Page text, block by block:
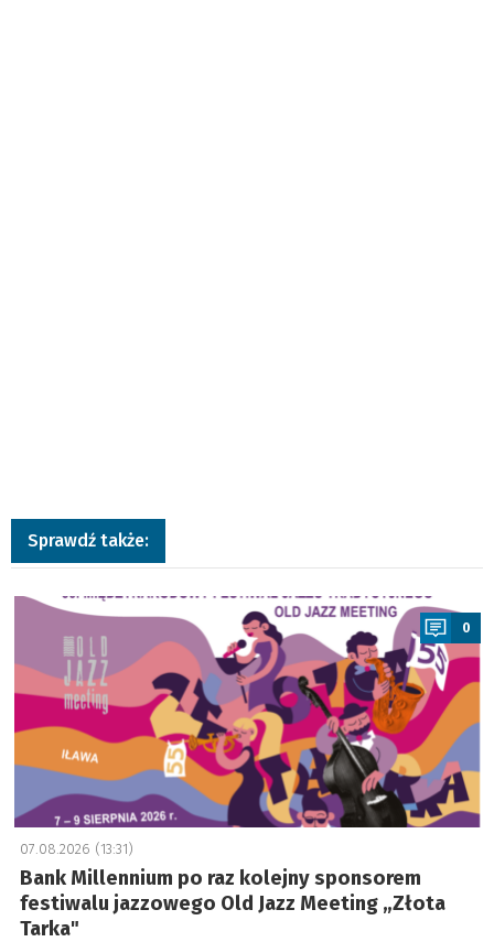
Sprawdź także:
a
0
07.08.2026 (13:31)
Bank Millennium po raz kolejny sponsorem
festiwalu jazzowego Old Jazz Meeting „Złota
Tarka"